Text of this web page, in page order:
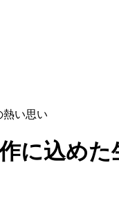
熱い思い
に込め